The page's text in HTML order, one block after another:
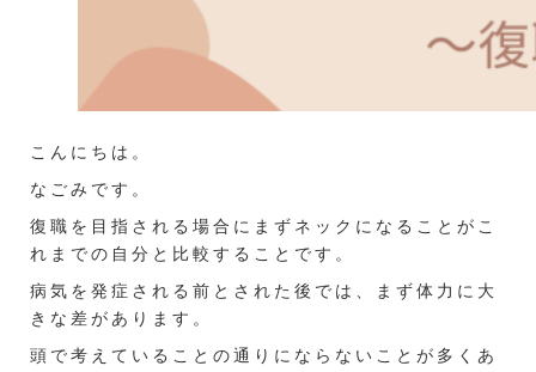
こんにちは。
なごみです。
復職を目指される場合にまずネックになることがこ
れまでの自分と比較することです。
病気を発症される前とされた後では、まず体力に大
きな差があります。
頭で考えていることの通りにならないことが多くあ